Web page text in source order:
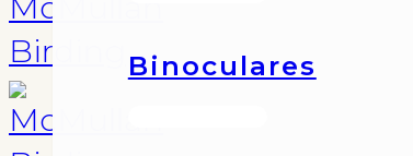
Binoculares